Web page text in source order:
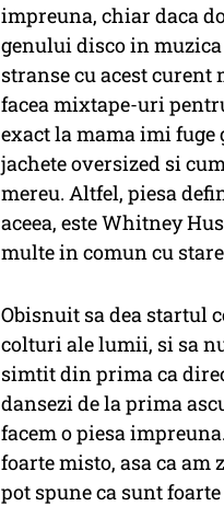
impreuna, chiar daca
genului disco in
stranse cu acest curent
facea mixtape-uri
exact la mama imi fuge
jachete oversized si
mereu. Altfel, piesa
aceea, este Whitney
multe in comun cu
Obisnuit sa dea startul
colturi ale lumii, si sa
simtit din prima ca
dansezi de la prima
facem o piesa
foarte misto, asa ca am
pot spune ca sunt